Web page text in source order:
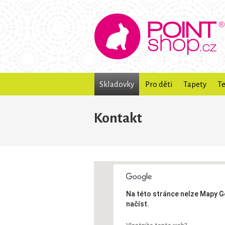
Skladovky Pro děti Tapety
Kontakt
Na této stránce nelze Mapy
načíst.